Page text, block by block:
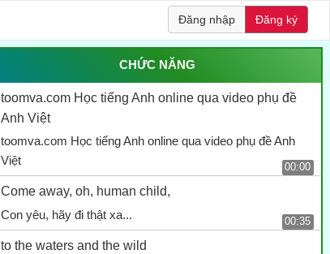
Đăng nhập Đăng ký
CHỨC NĂNG
toomva.com Học tiếng Anh online qua video phụ đề
Anh Việt
toomva.com Học tiếng Anh online qua video phụ đề Anh
Việt
00:00
Come away, oh, human child,
Con yêu, hãy đi thật xa...
00:35
to the waters and the wild